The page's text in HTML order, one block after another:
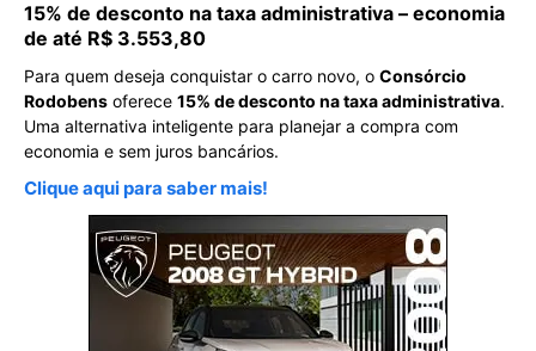
15% de desconto na taxa administrativa – economia
de até R$ 3.553,80
Para quem deseja conquistar o carro novo, o Consórcio
Rodobens oferece 15% de desconto na taxa administrativa.
Uma alternativa inteligente para planejar a compra com
economia e sem juros bancários.
Clique aqui para saber mais!